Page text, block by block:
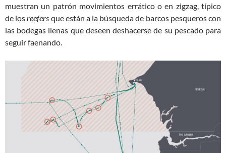
muestran un patrón movimientos errático o en zigzag, típico
de losreefers que están a la búsqueda de barcos pesqueros con
las bodegas llenas que deseen deshacerse de su pescado para
seguir faenando.